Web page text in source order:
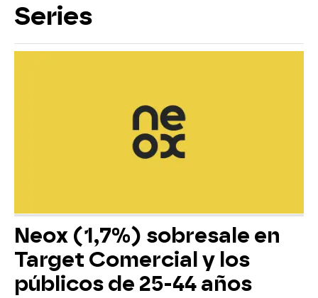
Series
Neox (1,7%) sobresale en
Target Comercial y los
públicos de 25-44 años